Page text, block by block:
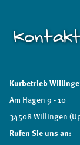
Kurbetrieb
Am Hagen 9 - 10
34508 Willingen
Rufen Sie uns an: